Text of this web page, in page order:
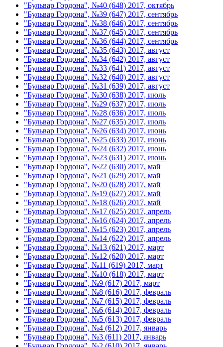
"Бульвар Гордона", №40 (648) 2017, октябрь
"Бульвар Гордона", №39 (647) 2017, сентябрь
"Бульвар Гордона", №38 (646) 2017, сентябрь
"Бульвар Гордона", №37 (645) 2017, сентябрь
"Бульвар Гордона", №36 (644) 2017, сентябрь
"Бульвар Гордона", №35 (643) 2017, август
"Бульвар Гордона", №34 (642) 2017, август
"Бульвар Гордона", №33 (641) 2017, август
"Бульвар Гордона", №32 (640) 2017, август
"Бульвар Гордона", №31 (639) 2017, август
"Бульвар Гордона", №30 (638) 2017, июль
"Бульвар Гордона", №29 (637) 2017, июль
"Бульвар Гордона", №28 (636) 2017, июль
"Бульвар Гордона", №27 (635) 2017, июль
"Бульвар Гордона", №26 (634) 2017, июнь
"Бульвар Гордона", №25 (633) 2017, июнь
"Бульвар Гордона", №24 (632) 2017, июнь
"Бульвар Гордона", №23 (631) 2017, июнь
"Бульвар Гордона", №22 (630) 2017, май
"Бульвар Гордона", №21 (629) 2017, май
"Бульвар Гордона", №20 (628) 2017, май
"Бульвар Гордона", №19 (627) 2017, май
"Бульвар Гордона", №18 (626) 2017, май
"Бульвар Гордона", №17 (625) 2017, апрель
"Бульвар Гордона", №16 (624) 2017, апрель
"Бульвар Гордона", №15 (623) 2017, апрель
"Бульвар Гордона", №14 (622) 2017, апрель
"Бульвар Гордона", №13 (621) 2017, март
"Бульвар Гордона", №12 (620) 2017, март
"Бульвар Гордона", №11 (619) 2017, март
"Бульвар Гордона", №10 (618) 2017, март
"Бульвар Гордона", №9 (617) 2017, март
"Бульвар Гордона", №8 (616) 2017, февраль
"Бульвар Гордона", №7 (615) 2017, февраль
"Бульвар Гордона", №6 (614) 2017, февраль
"Бульвар Гордона", №5 (613) 2017, февраль
"Бульвар Гордона", №4 (612) 2017, январь
"Бульвар Гордона", №3 (611) 2017, январь